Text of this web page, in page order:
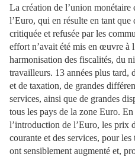
La création de l’union monétaire
l’Euro, qui en résulte en tant
critiquée et refusée par les
effort n’avait été mis en œuvre à
harmonisation des fiscalités, du
travailleurs. 13 années plus tard,
et de taxation, de grandes
services, ainsi que de grandes
tous les pays de la zone Euro.
l’introduction de l’Euro, les prix
courante et des services, pour
ont sensiblement augmenté et,